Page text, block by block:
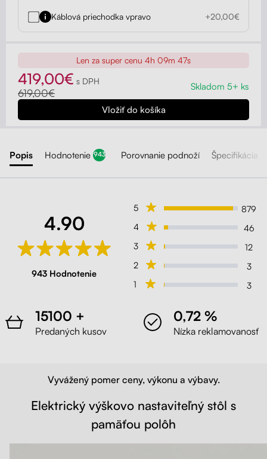
Káblová priechodka vpravo +20,00€
Len za super cenu 4h 09m 45s
419,00€ s DPH
619,00€
Skladom 5+ ks
Popis Hodnotenie 943 Porovnanie podnoží Špecifikácia
4.90
943 Hodnotenie
5
879
4
46
3
12
2
3
1
3
15100 +
Predaných kusov
0,72 %
Nízka reklamovanosť
Vyvážený pomer ceny, výkonu a výbavy.
Elektrický výškovo nastaviteľný stôl s
pamäťou polôh